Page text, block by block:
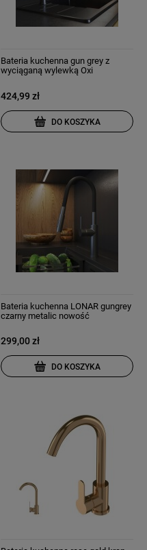
Bateria kuchenna gun grey z
wyciąganą wylewką Oxi
424,99 zł
DO KOSZYKA
Bateria kuchenna LONAR gungrey
czarny metalic nowość
299,00 zł
DO KOSZYKA